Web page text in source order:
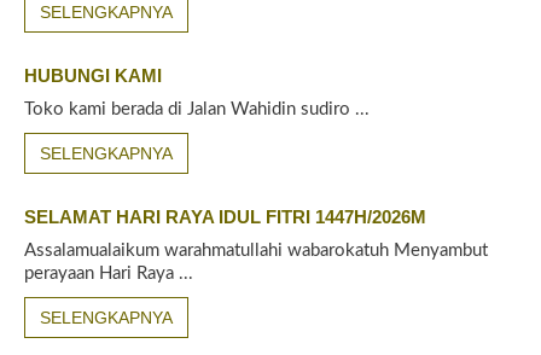
SELENGKAPNYA
HUBUNGI KAMI
Toko kami berada di Jalan Wahidin sudiro ...
SELENGKAPNYA
SELAMAT HARI RAYA IDUL FITRI 1447H/2026M
Assalamualaikum warahmatullahi wabarokatuh Menyambut
perayaan Hari Raya ...
SELENGKAPNYA